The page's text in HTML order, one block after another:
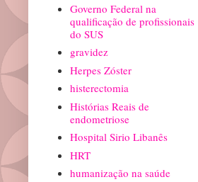
Governo Federal na
qualificação de profissionais
do SUS
gravidez
Herpes Zóster
histerectomia
Histórias Reais de
endometriose
Hospital Sirio Libanês
HRT
humanização na saúde